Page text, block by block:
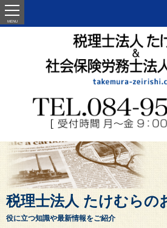
MENU
税理士法人 たけむらの
役に立つ知識や最新情報をご紹介